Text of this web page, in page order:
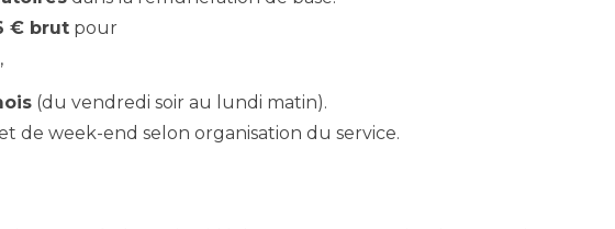
€ brut pour
,
(du vendredi soir au lundi matin).
de week-end selon organisation du service.